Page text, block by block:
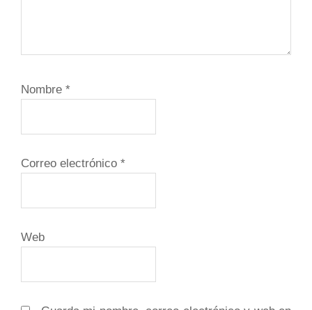
Nombre *
Correo electrónico *
Web